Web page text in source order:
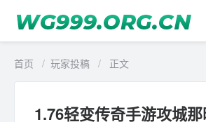
首页 / 玩家投稿 / 正文
1.76轻变传奇手游攻城